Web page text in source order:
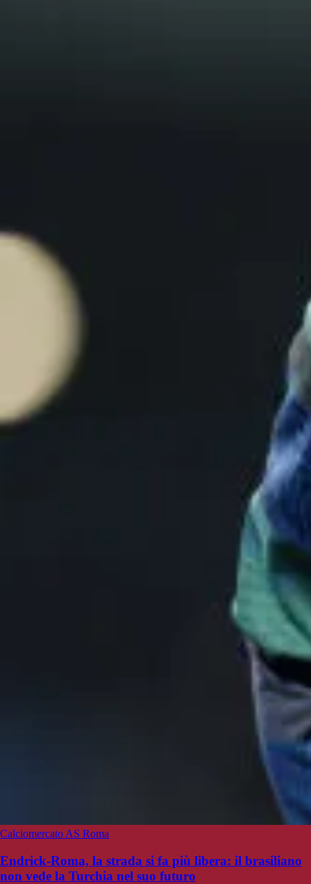
Calciomercato AS Roma
Endrick-Roma, la strada si fa più libera: il brasiliano
non vede la Turchia nel suo futuro